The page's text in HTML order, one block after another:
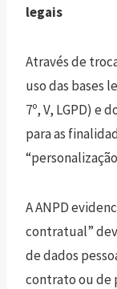
legais
Através de
uso das bases
7º, V, LGPD) e
para as
A ANPD
contratual”
de dados
contrato ou de